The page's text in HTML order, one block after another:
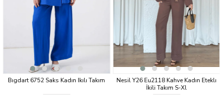
Bıgdart 6752 Saks Kadın Ikılı Takım
Nesil Y26 Eu2118 Kahve Kadın Eteklı
İkili Takım S-Xl